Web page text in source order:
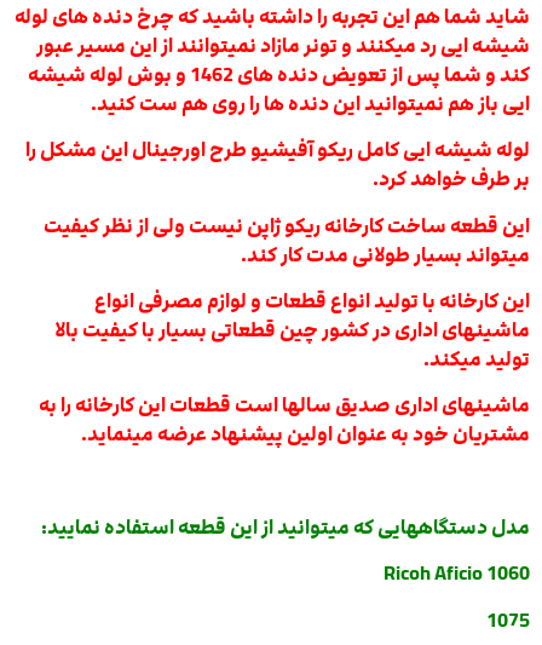
شاید شما هم این تجربه را داشته باشید که چرخ دنده های لوله
شیشه ایی رد میکنند و تونر مازاد نمیتوانند از این مسیر عبور
کند و شما پس از تعویض دنده های 1462 و بوش لوله شیشه
ایی باز هم نمیتوانید این دنده ها را روی هم ست کنید.
لوله شیشه ایی کامل ریکو آفیشیو طرح اورجینال این مشکل را
بر طرف خواهد کرد.
این قطعه ساخت کارخانه ریکو ژاپن نیست ولی از نظر کیفیت
میتواند بسیار طولانی مدت کار کند.
این کارخانه با تولید انواع قطعات و لوازم مصرفی انواع
ماشینهای اداری در کشور چین قطعاتی بسیار با کیفیت بالا
تولید میکند.
ماشینهای اداری صدیق سالها است قطعات این کارخانه را به
مشتریان خود به عنوان اولین پیشنهاد عرضه مینماید.
مدل دستگاههایی که میتوانید از این قطعه استفاده نمایید:
Ricoh Aficio 1060
1075